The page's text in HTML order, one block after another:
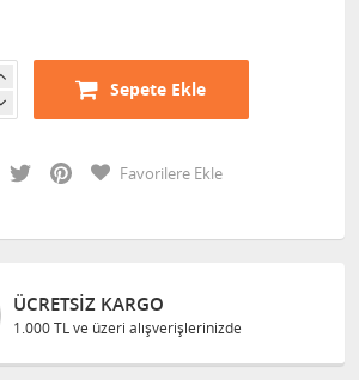
Sepete Ekle
Facebook
Twitter PinterestFavorilere Ekle